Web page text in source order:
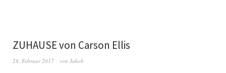
ZUHAUSE von Carson Ellis
28. Februar 2017 von Jakob